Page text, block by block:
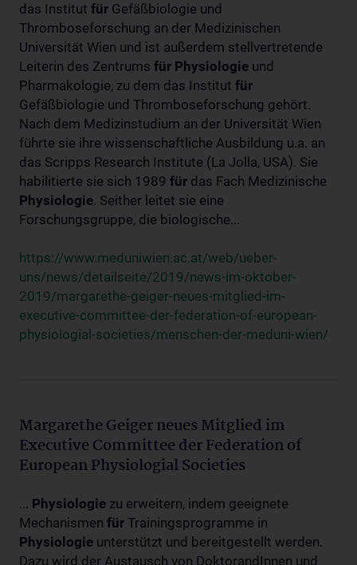
das Institut für Gefäßbiologie und
Thromboseforschung an der Medizinischen
Universität Wien und ist außerdem stellvertretende
Leiterin des Zentrums für Physiologie und
Pharmakologie, zu dem das Institut für
Gefäßbiologie und Thromboseforschung gehört.
Nach dem Medizinstudium an der Universität Wien
führte sie ihre wissenschaftliche Ausbildung u.a. an
das Scripps Research Institute (La Jolla, USA). Sie
habilitierte sie sich 1989 für das Fach Medizinische
Physiologie. Seither leitet sie eine
Forschungsgruppe, die biologische...
https://www.meduniwien.ac.at/web/ueber-
uns/news/detailseite/2019/news-im-oktober-
2019/margarethe-geiger-neues-mitglied-im-
executive-committee-der-federation-of-european-
physiologial-societies/menschen-der-meduni-wien/
Margarethe Geiger neues Mitglied im
Executive Committee der Federation of
European Physiologial Societies
... Physiologie zu erweitern, indem geeignete
Mechanismen für Trainingsprogramme in
Physiologie unterstützt und bereitgestellt werden.
Dazu wird der Austausch von DoktorandInnen und